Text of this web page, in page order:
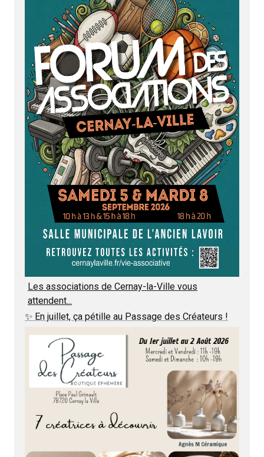
Les associations de Cernay-la-Ville vous
attendent...
✨ En juillet, ça pétille au Passage des Créateurs !